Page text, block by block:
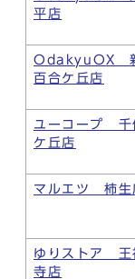
平店
OdakyuOX
百合ケ丘店
ユーコープ 千
ケ丘店
マルエツ 柿生
ゆりストア 王
寺店